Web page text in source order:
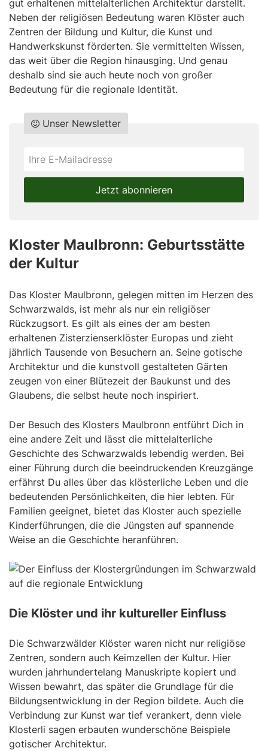
gut erhaltenen mittelalterlichen Architektur darstellt.
Neben der religiösen Bedeutung waren Klöster auch
Zentren der Bildung und Kultur, die Kunst und
Handwerkskunst förderten. Sie vermittelten Wissen,
das weit über die Region hinausging. Und genau
deshalb sind sie auch heute noch von großer
Bedeutung für die regionale Identität.
Do
fill
Unser Newsletter
*Ihre
Mailadresse:
Jetzt abonnieren
Kloster Maulbronn: Geburtsstätte
der Kultur
Das Kloster Maulbronn, gelegen mitten im Herzen des
Schwarzwalds, ist mehr als nur ein religiöser
Rückzugsort. Es gilt als eines der am besten
erhaltenen Zisterzienserklöster Europas und zieht
jährlich Tausende von Besuchern an. Seine gotische
Architektur und die kunstvoll gestalteten Gärten
zeugen von einer Blütezeit der Baukunst und des
Glaubens, die selbst heute noch inspiriert.
Der Besuch des Klosters Maulbronn entführt Dich in
eine andere Zeit und lässt die mittelalterliche
Geschichte des Schwarzwalds lebendig werden. Bei
einer Führung durch die beeindruckenden Kreuzgänge
erfährst Du alles über das klösterliche Leben und die
bedeutenden Persönlichkeiten, die hier lebten. Für
Familien geeignet, bietet das Kloster auch spezielle
Kinderführungen, die die Jüngsten auf spannende
Weise an die Geschichte heranführen.
Die Klöster und ihr kultureller Einfluss
Die Schwarzwälder Klöster waren nicht nur religiöse
Zentren, sondern auch Keimzellen der Kultur. Hier
wurden jahrhundertelang Manuskripte kopiert und
Wissen bewahrt, das später die Grundlage für die
Bildungsentwicklung in der Region bildete. Auch die
Verbindung zur Kunst war tief verankert, denn viele
Klosterli sagen erbauten wunderschöne Beispiele
gotischer Architektur.